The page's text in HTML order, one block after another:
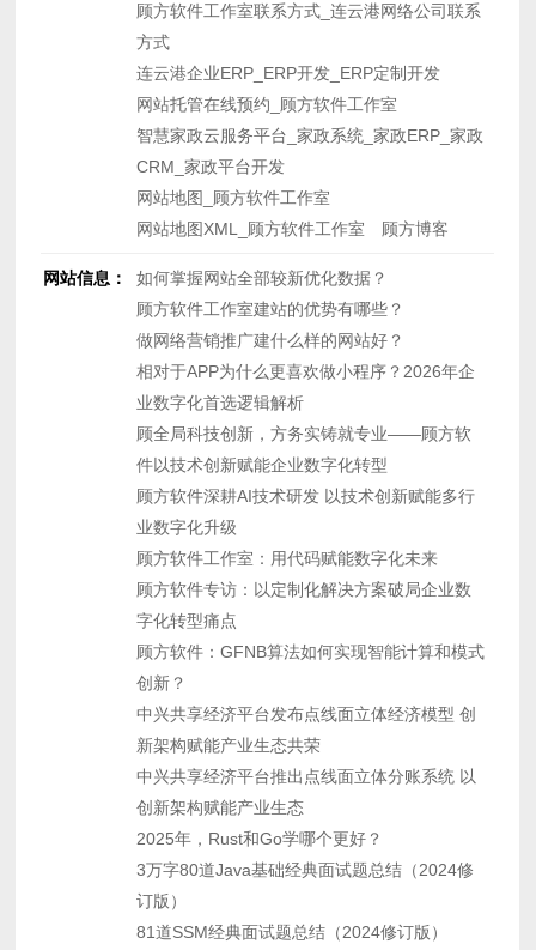
顾方软件工作室联系方式_连云港网络公司联系
方式
连云港企业ERP_ERP开发_ERP定制开发
网站托管在线预约_顾方软件工作室
智慧家政云服务平台_家政系统_家政ERP_家政
CRM_家政平台开发
网站地图_顾方软件工作室
网站地图XML_顾方软件工作室
顾方博客
网站信息：
如何掌握网站全部较新优化数据？
顾方软件工作室建站的优势有哪些？
做网络营销推广建什么样的网站好？
相对于APP为什么更喜欢做小程序？2026年企
业数字化首选逻辑解析
顾全局科技创新，方务实铸就专业——顾方软
件以技术创新赋能企业数字化转型
顾方软件深耕AI技术研发 以技术创新赋能多行
业数字化升级
顾方软件工作室：用代码赋能数字化未来
顾方软件专访：以定制化解决方案破局企业数
字化转型痛点
顾方软件：GFNB算法如何实现智能计算和模式
创新？
中兴共享经济平台发布点线面立体经济模型 创
新架构赋能产业生态共荣
中兴共享经济平台推出点线面立体分账系统 以
创新架构赋能产业生态
2025年，Rust和Go学哪个更好？
3万字80道Java基础经典面试题总结（2024修
订版）
81道SSM经典面试题总结（2024修订版）